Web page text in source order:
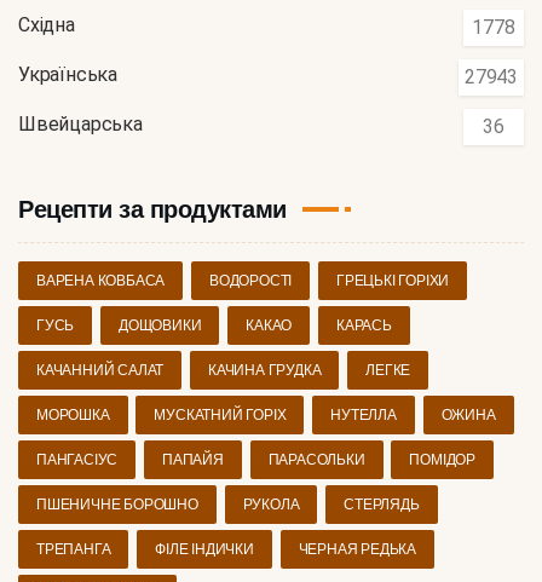
Східна 1778
Українська 27943
Швейцарська 36
Рецепти за продуктами
ВАРЕНА КОВБАСА ВОДОРОСТІ ГРЕЦЬКІ ГОРІХИ
ГУСЬ ДОЩОВИКИ КАКАО КАРАСЬ
КАЧАННИЙ САЛАТ КАЧИНА ГРУДКА ЛЕГКЕ
МОРОШКА МУСКАТНИЙ ГОРІХ НУТЕЛЛА ОЖИНА
ПАНГАСІУС ПАПАЙЯ ПАРАСОЛЬКИ ПОМІДОР
ПШЕНИЧНЕ БОРОШНО РУКОЛА СТЕРЛЯДЬ
ТРЕПАНГА ФІЛЕ ІНДИЧКИ ЧЕРНАЯ РЕДЬКА